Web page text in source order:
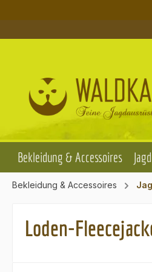
Bekleidung & Accessoires
Bekleidung & Accessoires
Loden-